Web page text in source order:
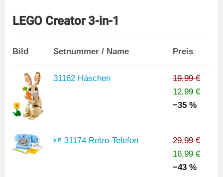
LEGO Creator 3-in-1
Bild Setnummer / Name Preis
31162 Häschen
19,99 €
12,99 €
−35 %
🆕 31174 Retro-Telefon
29,99 €
16,99 €
−43 %